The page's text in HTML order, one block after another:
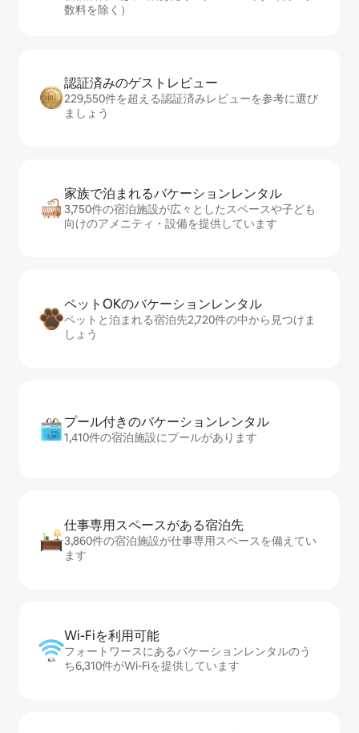
数料を除く）
認証済みのゲ⁠ス⁠ト⁠レ⁠ビ⁠ュ⁠ー
229,550件を超える認証済みレビューを参考に選び
ましょう
家族で泊まれるバ⁠ケ⁠ー⁠シ⁠ョ⁠ンレ⁠ン⁠タ⁠ル
3,750件の宿泊施設が広々としたスペースや子ども
向けのアメニティ・設備を提供しています
ペットOKのバ⁠ケ⁠ー⁠シ⁠ョ⁠ンレ⁠ン⁠タ⁠ル
ペットと泊まれる宿泊先2,720件の中から見つけま
しょう
プール付きのバ⁠ケ⁠ー⁠シ⁠ョ⁠ンレ⁠ン⁠タ⁠ル
1,410件の宿泊施設にプールがあります
仕事専用ス⁠ペ⁠ー⁠スがあ⁠る宿⁠泊⁠先
3,860件の宿泊施設が仕事専用スペースを備えてい
ます
Wi-Fiを利⁠用⁠可⁠能
フォートワースにあるバケーションレンタルのう
ち6,310件がWi-Fiを提供しています